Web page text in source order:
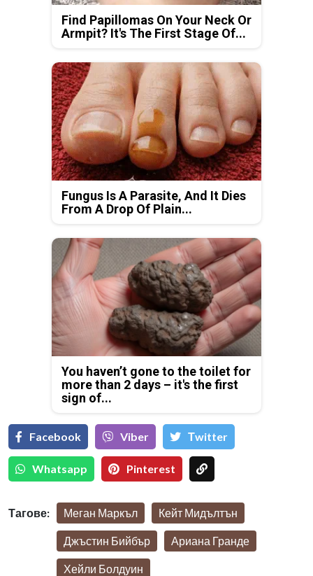
Find Papillomas On Your Neck Or
Armpit? It's The First Stage Of...
Fungus Is A Parasite, And It Dies
From A Drop Of Plain...
You haven’t gone to the toilet for
more than 2 days – it's the first
sign of...
Facebook Viber Тwitter
Whatsapp Pinterest
Тагове: Меган Маркъл Кейт Мидълтън
Джъстин Бийбър Ариана Гранде
Хейли Болдуин